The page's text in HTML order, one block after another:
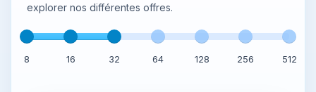
explorer nos différentes offres.
8 16 32 64 128 256 512